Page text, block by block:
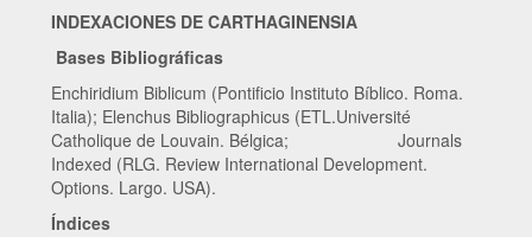
INDEXACIONES DE CARTHAGINENSIA
Bases Bibliográficas
Enchiridium Biblicum (Pontificio Instituto Bíblico. Roma.
Italia); Elenchus Bibliographicus (ETL.Université
Catholique de Louvain. Bélgica; Journals
Indexed (RLG. Review International Development.
Options. Largo. USA).
Índices